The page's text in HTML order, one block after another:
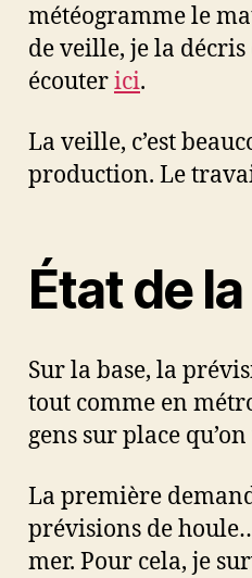
météogramme le
de veille, je la
écouterici.
La veille, c’est
production. Le
État de
Sur la base, la
tout comme en
gens sur place
La première
prévisions de
mer. Pour cela, je